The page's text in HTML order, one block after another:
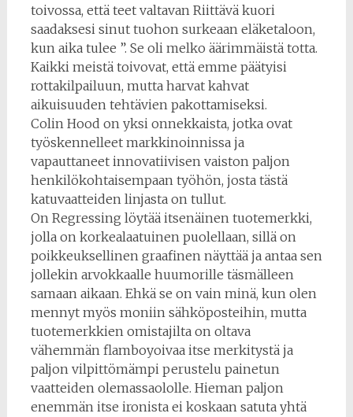
toivossa, että teet valtavan Riittävä kuori
saadaksesi sinut tuohon surkeaan eläketaloon,
kun aika tulee ”. Se oli melko äärimmäistä totta.
Kaikki meistä toivovat, että emme päätyisi
rottakilpailuun, mutta harvat kahvat
aikuisuuden tehtävien pakottamiseksi.
Colin Hood on yksi onnekkaista, jotka ovat
työskennelleet markkinoinnissa ja
vapauttaneet innovatiivisen vaiston paljon
henkilökohtaisempaan työhön, josta tästä
katuvaatteiden linjasta on tullut.
On Regressing löytää itsenäinen tuotemerkki,
jolla on korkealaatuinen puolellaan, sillä on
poikkeuksellinen graafinen näyttää ja antaa sen
jollekin arvokkaalle huumorille täsmälleen
samaan aikaan. Ehkä se on vain minä, kun olen
mennyt myös moniin sähköposteihin, mutta
tuotemerkkien omistajilta on oltava
vähemmän flamboyoivaa itse merkitystä ja
paljon vilpittömämpi perustelu painetun
vaatteiden olemassaololle. Hieman paljon
enemmän itse ironista ei koskaan satuta yhtä